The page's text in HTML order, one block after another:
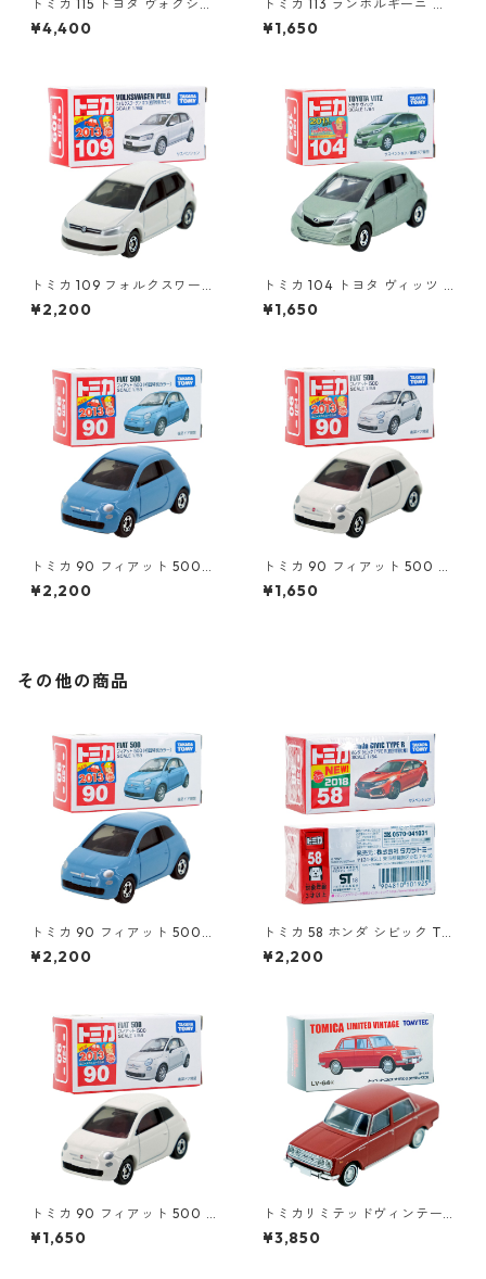
トミカ 115 トヨタ ヴォクシー
（初回特別仕様）#10801764
¥4,400
トミカ 113 ランボルギーニ レ
ヴェントン #10359791
¥1,650
トミカ 109 フォルクスワーゲ
ン ポロ（初回特別カラー）#1
0467380
¥2,200
トミカ 104 トヨタ ヴィッツ #
10392507
¥1,650
トミカ 90 フィアット 500
（初回特別カラー）#1047108
0
¥2,200
トミカ 90 フィアット 500 #1
0471011
¥1,650
その他の商品
トミカ 90 フィアット 500
（初回特別カラー）#1047108
0
¥2,200
トミカ 58 ホンダ シビック TY
PE R（初回特別仕様）#10101
925
¥2,200
トミカ 90 フィアット 500 #1
0471011
¥1,650
トミカリミテッドヴィンテー
ジ LV-64a トヨペット コロナ
1500 デラックス #10217138
¥3,850